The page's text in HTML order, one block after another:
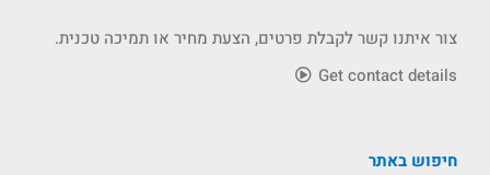
צור איתנו קשר לקבלת פרטים, הצעת מחיר או תמיכה טכנית.
Get contact details
חיפוש באתר